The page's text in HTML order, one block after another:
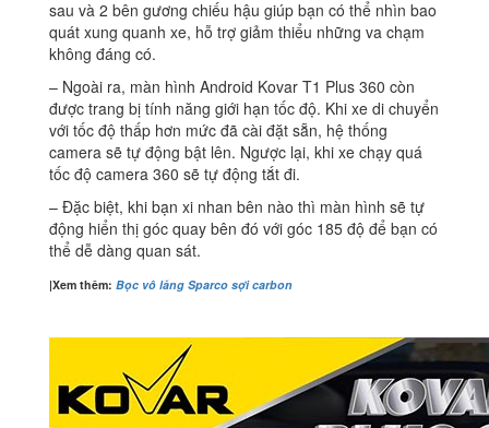
sau và 2 bên gương chiếu hậu giúp bạn có thể nhìn bao
quát xung quanh xe, hỗ trợ giảm thiểu những va chạm
không đáng có.
– Ngoài ra, màn hình Android Kovar T1 Plus 360 còn
được trang bị tính năng giới hạn tốc độ. Khi xe di chuyển
với tốc độ thấp hơn mức đã cài đặt sẵn, hệ thống
camera sẽ tự động bật lên. Ngược lại, khi xe chạy quá
tốc độ camera 360 sẽ tự động tắt đi.
– Đặc biệt, khi bạn xi nhan bên nào thì màn hình sẽ tự
động hiển thị góc quay bên đó với góc 185 độ để bạn có
thể dễ dàng quan sát.
|Xem thêm: Bọc vô lăng Sparco sợi carbon